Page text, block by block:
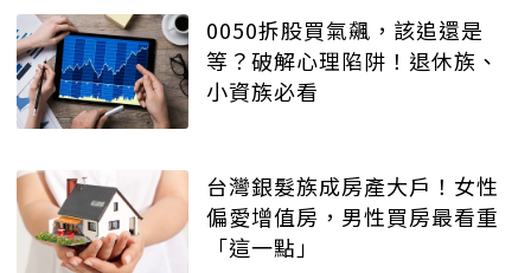
0050拆股買氣飆，該追還是
等？破解心理陷阱！退休族、
小資族必看
台灣銀髮族成房產大戶！女性
偏愛增值房，男性買房最看重
「這一點」